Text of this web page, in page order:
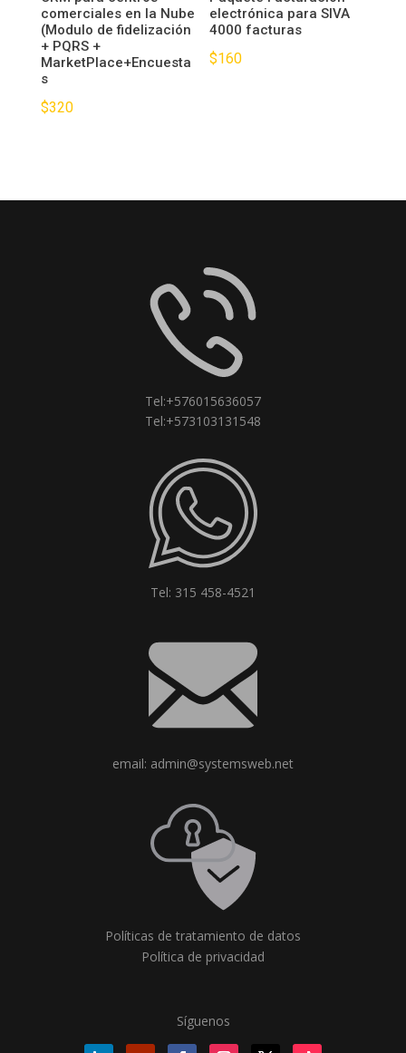
comerciales en la Nube
(Modulo de fidelización
+ PQRS +
MarketPlace+Encuesta
s
$320
electrónica para SIVA
4000 facturas
$160
Tel:+576015636057
Tel:+573103131548
Tel: 315 458-4521
email: admin@systemsweb.net
Políticas de tratamiento de datos
Política de privacidad
Síguenos